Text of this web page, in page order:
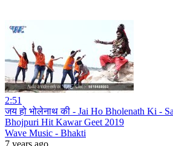
2:51
जय हो भोलेनाथ की - Jai Ho Bholenath Ki -
Bhojpuri Hit Kawar Geet 2019
Wave Music - Bhakti